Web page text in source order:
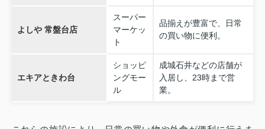
よしや 常盤台店
スーパー
マーケッ
ト
品揃えが豊富で、日常
の買い物に便利。
エキアときわ台
ショッピ
ングモー
ル
成城石井などの店舗が
入居し、23時まで営
業。